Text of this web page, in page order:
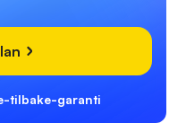
tilbake-garanti